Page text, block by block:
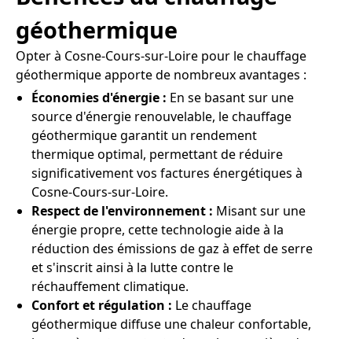
géothermique
Opter à Cosne-Cours-sur-Loire pour le chauffage
géothermique apporte de nombreux avantages :
Économies d'énergie : En se basant sur une
source d'énergie renouvelable, le chauffage
géothermique garantit un rendement
thermique optimal, permettant de réduire
significativement vos factures énergétiques à
Cosne-Cours-sur-Loire.
Respect de l'environnement : Misant sur une
énergie propre, cette technologie aide à la
réduction des émissions de gaz à effet de serre
et s'inscrit ainsi à la lutte contre le
réchauffement climatique.
Confort et régulation : Le chauffage
géothermique diffuse une chaleur confortable,